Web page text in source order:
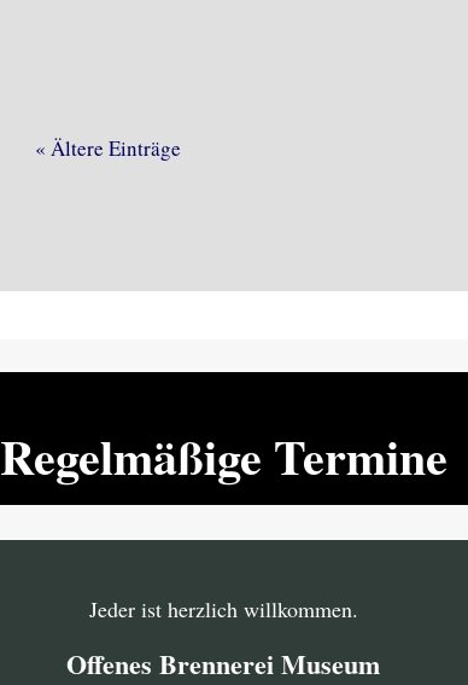
« Ältere Einträge
Regelmäßige Termine
Jeder ist herzlich willkommen.
Offenes Brennerei Museum